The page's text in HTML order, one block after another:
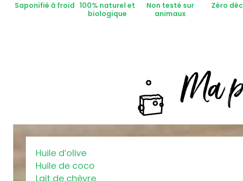
Saponifié à froid 100% naturel et
biologique
Non testé sur
animaux
Zéro
Ma
Huile d’olive
Huile de coco
Lait de chèvre